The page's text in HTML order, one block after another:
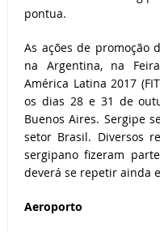
pontua.
As ações de promoção
na Argentina, na
América Latina 2017
os dias 28 e 31 de
Buenos Aires. Sergipe
setor Brasil. Diversos
sergipano fizeram
deverá se repetir ainda
Aeroporto